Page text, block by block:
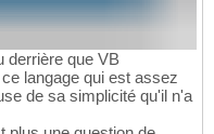
derrière que VB
langage qui est assez
de sa simplicité qu'il n'a